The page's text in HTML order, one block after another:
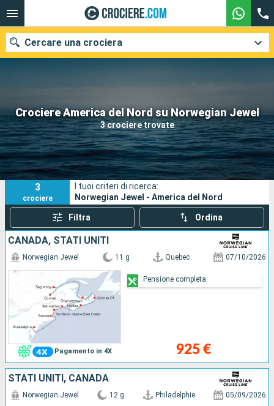
Crociere America del Nord su Norwegian Jewel
3 crociere trovate
Cercare una crociera
Le nostre destinazioni
Mesi di partenza
Porti Compagnie
Ricerca
3
crociere
I tuoi criteri di ricerca:
Norwegian Jewel - America del Nord
Filtra Ordina
CANADA, STATI UNITI
Pagamento in 4X
Norwegian Jewel 11 g Quebec 07/10/2026
925 €
Pensione completa
STATI UNITI, CANADA
Norwegian Jewel 12 g Philadelphie 05/09/2026